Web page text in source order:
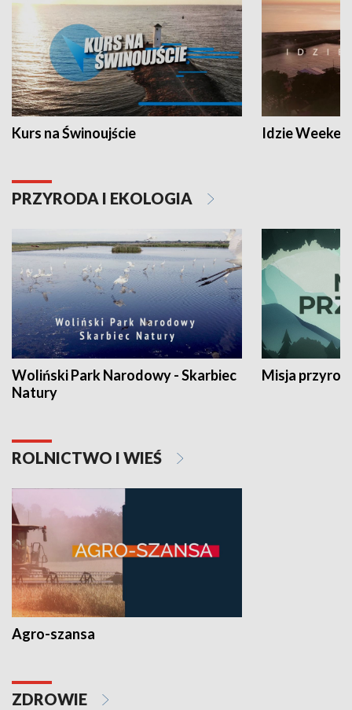
Kurs na Świnoujście Idzie
PRZYRODA I EKOLOGIA
Woliński Park Narodowy - Skarbiec
Natury
Misja
ROLNICTWO I WIEŚ
Agro-szansa
ZDROWIE